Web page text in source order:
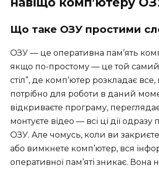
Що таке ОЗУ простими
ОЗУ — це оперативна пам’ять
якщо по-простому — це той
стіл”, де комп’ютер розкладає
потрібно для роботи в даний
відкриваєте програму,
монтуєте відео — всі ці дії одразу
ОЗУ. Але чомусь, коли ви
або вимкнете комп’ютер, вся
оперативної пам’яті зникає. Вона